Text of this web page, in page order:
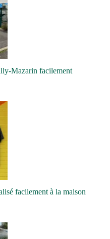
Mazarin facilement
facilement à la maison